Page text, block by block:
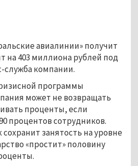
авиалинии» получит
на 403 миллиона рублей под
служба компании.
программы
может не возвращать
проценты, если
процентов сотрудников.
занятость на уровне
«простит» половину